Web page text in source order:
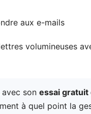
aux e-mails
volumineuses
avec son essai
à quel point la